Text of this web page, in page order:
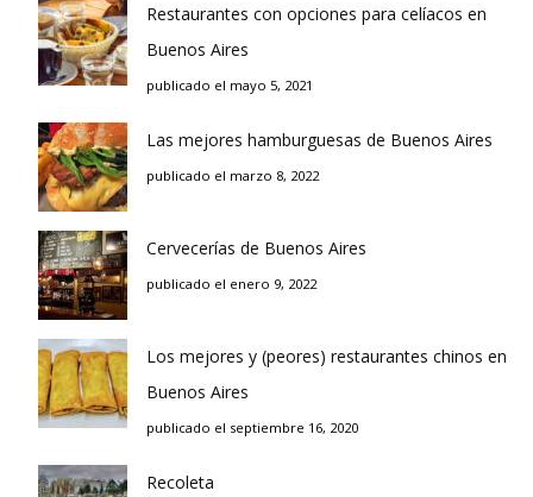
Restaurantes con opciones para celíacos en
Buenos Aires
publicado el mayo 5, 2021
Las mejores hamburguesas de Buenos Aires
publicado el marzo 8, 2022
Cervecerías de Buenos Aires
publicado el enero 9, 2022
Los mejores y (peores) restaurantes chinos en
Buenos Aires
publicado el septiembre 16, 2020
Recoleta